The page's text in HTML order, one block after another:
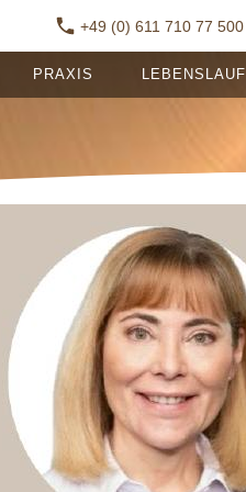
+49 (0) 611 710 77 500
PRAXIS LEBENSLAUF